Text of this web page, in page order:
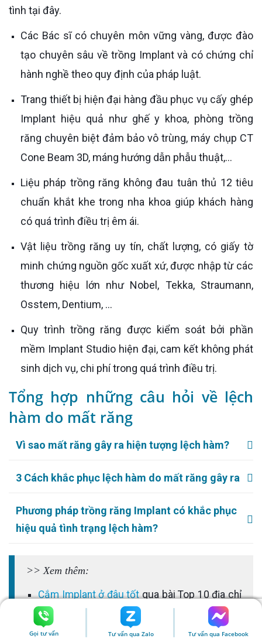
tình tại đây.
Các Bác sĩ có chuyên môn vững vàng, được đào
tạo chuyên sâu về trồng Implant và có chứng chỉ
hành nghề theo quy định của pháp luật.
Trang thiết bị hiện đại hàng đầu phục vụ cấy ghép
Implant hiệu quả như ghế y khoa, phòng trồng
răng chuyên biệt đảm bảo vô trùng, máy chụp CT
Cone Beam 3D, máng hướng dẫn phẫu thuật,...
Liệu pháp trồng răng không đau tuân thủ 12 tiêu
chuẩn khắt khe trong nha khoa giúp khách hàng
có quá trình điều trị êm ái.
Vật liệu trồng răng uy tín, chất lượng, có giấy tờ
minh chứng nguồn gốc xuất xứ, được nhập từ các
thương hiệu lớn như Nobel, Tekka, Straumann,
Osstem, Dentium, ...
Quy trình trồng răng được kiểm soát bởi phần
mềm Implant Studio hiện đại, cam kết không phát
sinh dịch vụ, chi phí trong quá trình điều trị.
Tổng hợp những câu hỏi về lệch
hàm do mất răng
Vì sao mất răng gây ra hiện tượng lệch hàm?
3 Cách khắc phục lệch hàm do mất răng gây ra
Phương pháp trồng răng Implant có khắc phục
hiệu quả tình trạng lệch hàm?
>> Xem thêm:
Cắm Implant ở đâu tốtqua bài Top 10 địa chỉ
trồng răng Implant uy tín tại TPHCM
6 yếu tố quyết định đến thời gian cấy ghép
Gọi tư vấn Tư vấn qua Zalo Tư vấn qua Facebook